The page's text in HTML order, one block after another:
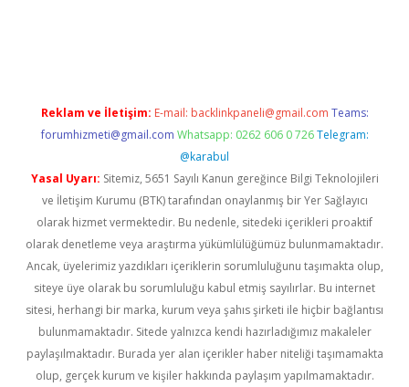
Reklam ve İletişim: E-mail: backlinkpaneli@gmail.com Teams:
forumhizmeti@gmail.com Whatsapp: 0262 606 0 726 Telegram:
@karabul
Yasal Uyarı: Sitemiz, 5651 Sayılı Kanun gereğince Bilgi Teknolojileri
ve İletişim Kurumu (BTK) tarafından onaylanmış bir Yer Sağlayıcı
olarak hizmet vermektedir. Bu nedenle, sitedeki içerikleri proaktif
olarak denetleme veya araştırma yükümlülüğümüz bulunmamaktadır.
Ancak, üyelerimiz yazdıkları içeriklerin sorumluluğunu taşımakta olup,
siteye üye olarak bu sorumluluğu kabul etmiş sayılırlar. Bu internet
sitesi, herhangi bir marka, kurum veya şahıs şirketi ile hiçbir bağlantısı
bulunmamaktadır. Sitede yalnızca kendi hazırladığımız makaleler
paylaşılmaktadır. Burada yer alan içerikler haber niteliği taşımamakta
olup, gerçek kurum ve kişiler hakkında paylaşım yapılmamaktadır.